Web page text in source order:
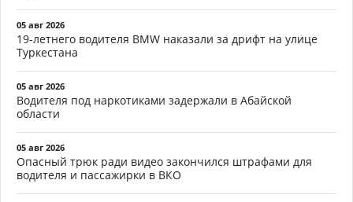
05 авг 2026
19-летнего водителя BMW наказали за дрифт на улице
Туркестана
05 авг 2026
Водителя под наркотиками задержали в Абайской
области
05 авг 2026
Опасный трюк ради видео закончился штрафами для
водителя и пассажирки в ВКО